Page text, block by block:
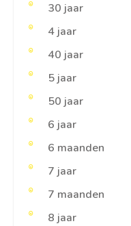
30 jaar
4 jaar
40 jaar
5 jaar
50 jaar
6 jaar
6 maanden
7 jaar
7 maanden
8 jaar